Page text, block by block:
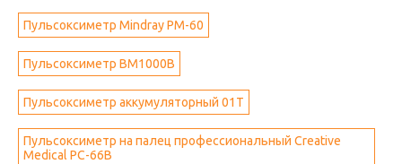
Пульсоксиметр Mindray PM-60
Пульсоксиметр BM1000B
Пульсоксиметр аккумуляторный 01T
Пульсоксиметр на палец профессиональный Creative
Medical PC-66B